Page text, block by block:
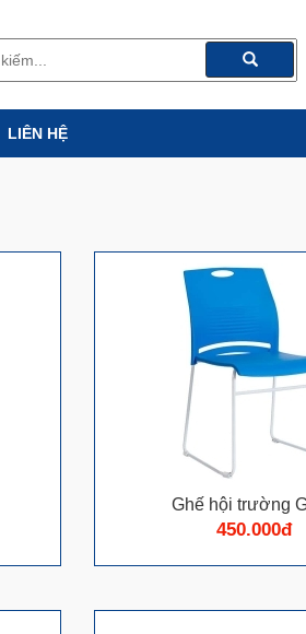
LIÊN HỆ
Ghế hội trường
450.000đ